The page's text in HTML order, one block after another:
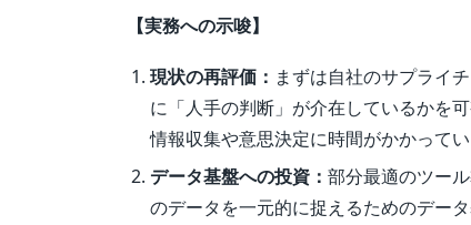
【実務への示唆】
現状の再評価： まずは自社のサプライ
に「人手の判断」が介在しているかを
情報収集や意思決定に時間がかかって
データ基盤への投資： 部分最適のツー
のデータを一元的に捉えるためのデー